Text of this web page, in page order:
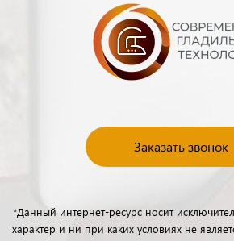
Заказать звонок
*Данный интернет-ресурс носит
характер и ни при каких условиях не